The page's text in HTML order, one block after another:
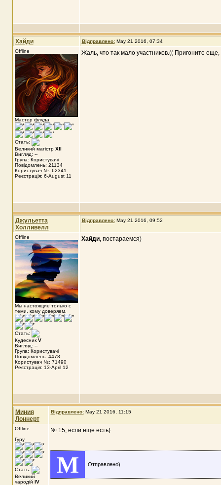
Хайди Відправлено: May 21 2016, 07:34
Offline
Мастер флуда
Стать:
Великий магістр XII
Вигляд: --
Група: Користувачі
Повідомлень: 21134
Користувач №: 62341
Реєстрація: 6-August 11
Жаль, что так мало участников.(( Пригоните еще,
Джульетта
Холливелл
Відправлено: May 21 2016, 09:52
Offline
Мы настоящие только с
теми, кому доверяем.
Стать:
Кудесник V
Вигляд: --
Група: Користувачі
Повідомлень: 4478
Користувач №: 71490
Реєстрація: 13-April 12
Хайди, постараемся)
Миния
Лоннерт
Відправлено: May 21 2016, 11:15
Offline
Гуру
Стать:
Великий
чародій IV
№ 15, если еще есть)
M Отправлено)